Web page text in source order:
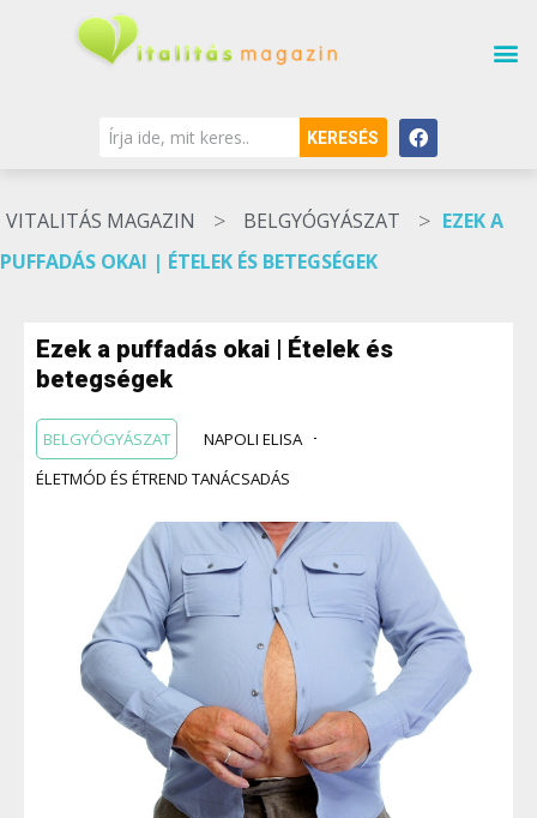
KERESÉS
VITALITÁS MAGAZIN > BELGYÓGYÁSZAT > EZEK A
PUFFADÁS OKAI | ÉTELEK ÉS BETEGSÉGEK
Ezek a puffadás okai | Ételek és
betegségek
BELGYÓGYÁSZAT
NAPOLI ELISA
ÉLETMÓD ÉS ÉTREND TANÁCSADÁS